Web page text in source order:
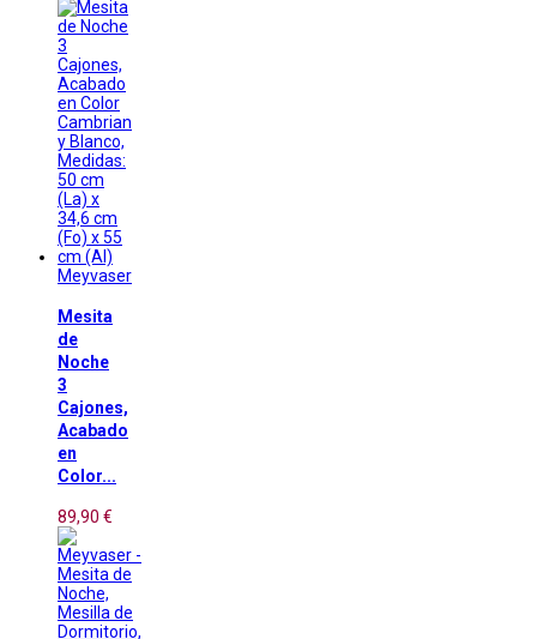
Meyvaser
Mesita
de
Noche
3
Cajones,
Acabado
en
Color...
89,90 €